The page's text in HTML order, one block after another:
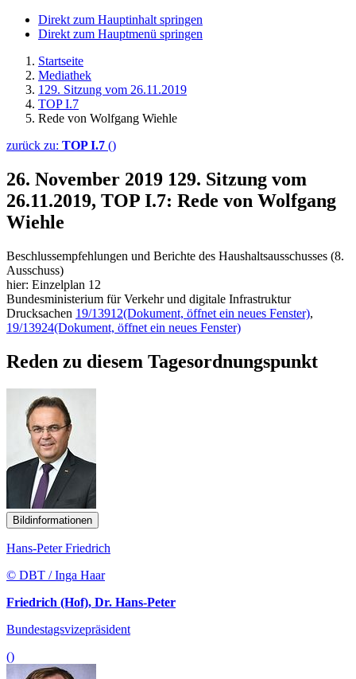
Direkt zum Hauptinhalt springen
Direkt zum Hauptmenü springen
Startseite
Mediathek
129. Sitzung vom 26.11.2019
TOP I.7
Rede von Wolfgang Wiehle
zurück zu: TOP I.7 ()
26. November 2019 129. Sitzung vom
26.11.2019, TOP I.7: Rede von Wolfgang
Wiehle
Beschlussempfehlungen und Berichte des Haushaltsausschusses (8.
Ausschuss)
hier: Einzelplan 12
Bundesministerium für Verkehr und digitale Infrastruktur
Drucksachen 19/13912(Dokument, öffnet ein neues Fenster),
19/13924(Dokument, öffnet ein neues Fenster)
Reden zu diesem Tagesordnungspunkt
Bildinformationen
Hans-Peter Friedrich
© DBT / Inga Haar
Friedrich (Hof), Dr. Hans-Peter
Bundestagsvizepräsident
()